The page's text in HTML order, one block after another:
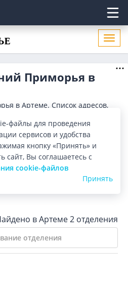
Приморья в
в Артеме. Список адресов,
телефоны, контактные
Банкоматы
Карта
в Артеме2 отделения
файлы для проведения
сервисов и удобства
кнопку «Принять» и
сайт, Вы соглашаетесь с
cookie-файлов
Принять